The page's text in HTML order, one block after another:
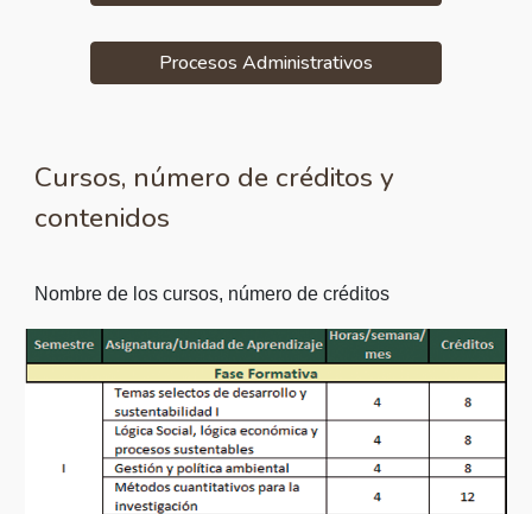
Procesos Administrativos
Cursos, número de créditos y
contenidos
Nombre de los cursos, número de créditos